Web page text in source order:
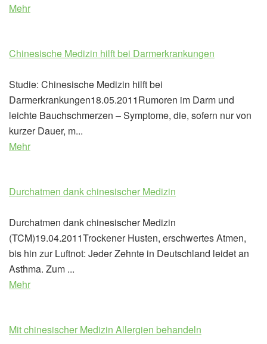
Mehr
Chinesische Medizin hilft bei Darmerkrankungen
Studie: Chinesische Medizin hilft bei
Darmerkrankungen18.05.2011Rumoren im Darm und
leichte Bauchschmerzen – Symptome, die, sofern nur von
kurzer Dauer, m...
Mehr
Durchatmen dank chinesischer Medizin
Durchatmen dank chinesischer Medizin
(TCM)19.04.2011Trockener Husten, erschwertes Atmen,
bis hin zur Luftnot: Jeder Zehnte in Deutschland leidet an
Asthma. Zum ...
Mehr
Mit chinesischer Medizin Allergien behandeln